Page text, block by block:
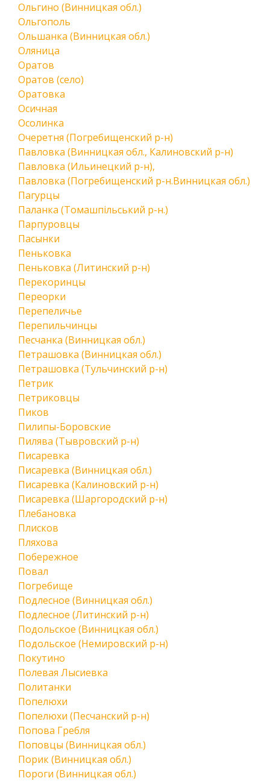
Ольгино (Винницкая обл.)
Ольгополь
Ольшанка (Винницкая обл.)
Оляница
Оратов
Оратов (село)
Оратовка
Осичная
Осолинка
Очеретня (Погребищенский р-н)
Павловка (Винницкая обл., Калиновский р-н)
Павловка (Ильинецкий р-н),
Павловка (Погребищенский р-н.Винницкая обл.)
Пагурцы
Паланка (Томашпільський р-н.)
Парпуровцы
Пасынки
Пеньковка
Пеньковка (Литинский р-н)
Перекоринцы
Переорки
Перепеличье
Перепильчинцы
Песчанка (Винницкая обл.)
Петрашовка (Винницкая обл.)
Петрашовка (Тульчинский р-н)
Петрик
Петриковцы
Пиков
Пилипы-Боровские
Пилява (Тывровский р-н)
Писаревка
Писаревка (Винницкая обл.)
Писаревка (Калиновский р-н)
Писаревка (Шаргородский р-н)
Плебановка
Плисков
Пляхова
Побережное
Повал
Погребище
Подлесное (Винницкая обл.)
Подлесное (Литинский р-н)
Подольское (Винницкая обл.)
Подольское (Немировский р-н)
Покутино
Полевая Лысиевка
Политанки
Попелюхи
Попелюхи (Песчанский р-н)
Попова Гребля
Поповцы (Винницкая обл.)
Порик (Винницкая обл.)
Пороги (Винницкая обл.)